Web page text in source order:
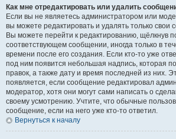
Как мне отредактировать или удалить
Если вы не являетесь администратором или
вы можете редактировать и удалять только свои
Вы можете перейти к редактированию, щёлкнув
соответствующем сообщении, иногда только в
времени после его создания. Если кто-то уже
под ним появится небольшая надпись, которая
правок, а также дату и время последней из них.
появляется, если сообщение редактировал
модератор, хотя они могут сами написать о
своему усмотрению. Учтите, что обычные
сообщение, если на него уже кто-то ответил.
Вернуться к началу